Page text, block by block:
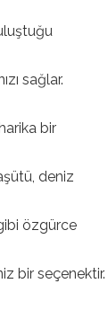
sağlar.
bir
deniz
özgürce
bir seçenektir.